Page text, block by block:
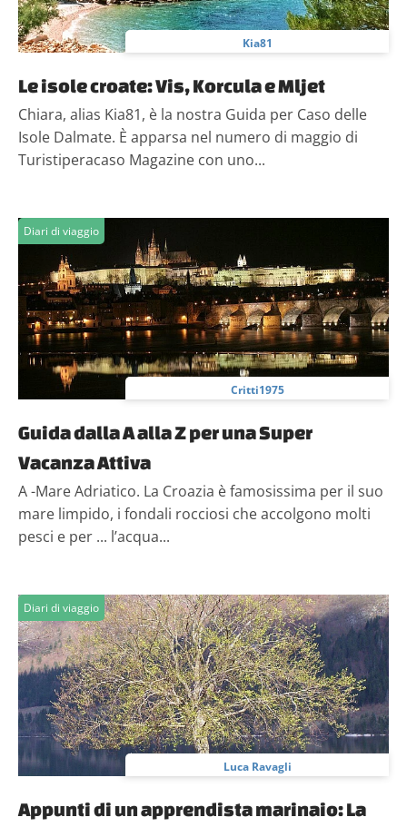
analizzare il nostro traffico. Condividiamo inoltre
informazioni sul modo in cui utilizzi il nostro sito con i
nostri partner che si occupano di analisi dei dati web,
pubblicità e social media, i quali potrebbero combinarle
con altre informazioni che hai fornito loro o che hanno
raccolto dal tuo utilizzo dei loro servizi.
Kia81
Le isole croate: Vis, Korcula e Mljet
Chiara, alias Kia81, è la nostra Guida per Caso delle
Isole Dalmate. È apparsa nel numero di maggio di
Turistiperacaso Magazine con uno...
Diari di viaggio
Critti1975
Guida dalla A alla Z per una Super
Vacanza Attiva
A -Mare Adriatico. La Croazia è famosissima per il suo
mare limpido, i fondali rocciosi che accolgono molti
pesci e per ... l’acqua...
Diari di viaggio
Luca Ravagli
Appunti di un apprendista marinaio: La